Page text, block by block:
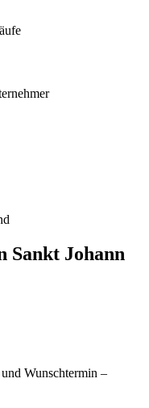
Sankt Johann
Wunschtermin –